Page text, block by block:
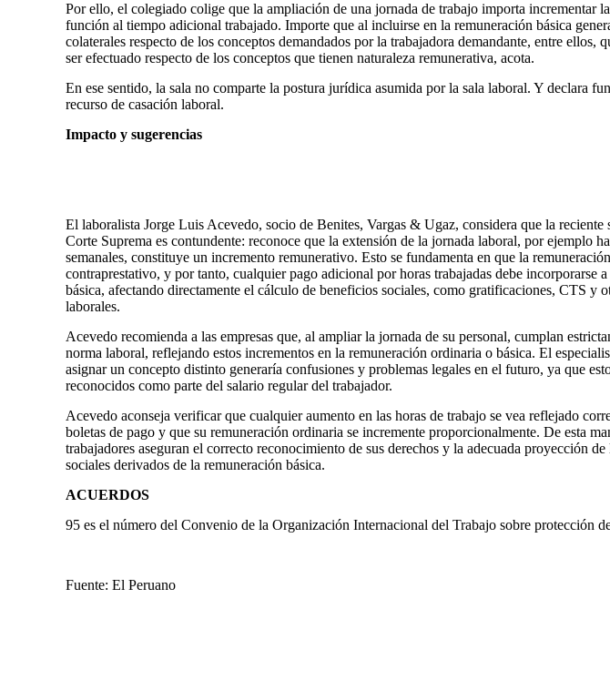
Por ello, el colegiado colige que la ampliación de una jornada de trabajo importa incrementar
función al tiempo adicional trabajado. Importe que al incluirse en la remuneración básica
colaterales respecto de los conceptos demandados por la trabajadora demandante, entre ellos,
ser efectuado respecto de los conceptos que tienen naturaleza remunerativa, acota.
En ese sentido, la sala no comparte la postura jurídica asumida por la sala laboral. Y declara
recurso de casación laboral.
Impacto y sugerencias
El laboralista Jorge Luis Acevedo, socio de Benites, Vargas & Ugaz, considera que la reciente
Corte Suprema es contundente: reconoce que la extensión de la jornada laboral, por ejemplo
semanales, constituye un incremento remunerativo. Esto se fundamenta en que la
contraprestativo, y por tanto, cualquier pago adicional por horas trabajadas debe incorporarse
básica, afectando directamente el cálculo de beneficios sociales, como gratificaciones, CTS y
laborales.
Acevedo recomienda a las empresas que, al ampliar la jornada de su personal, cumplan
norma laboral, reflejando estos incrementos en la remuneración ordinaria o básica. El
asignar un concepto distinto generaría confusiones y problemas legales en el futuro, ya que
reconocidos como parte del salario regular del trabajador.
Acevedo aconseja verificar que cualquier aumento en las horas de trabajo se vea reflejado
boletas de pago y que su remuneración ordinaria se incremente proporcionalmente. De esta
trabajadores aseguran el correcto reconocimiento de sus derechos y la adecuada proyección
sociales derivados de la remuneración básica.
ACUERDOS
95 es el número del Convenio de la Organización Internacional del Trabajo sobre protección
Fuente: El Peruano